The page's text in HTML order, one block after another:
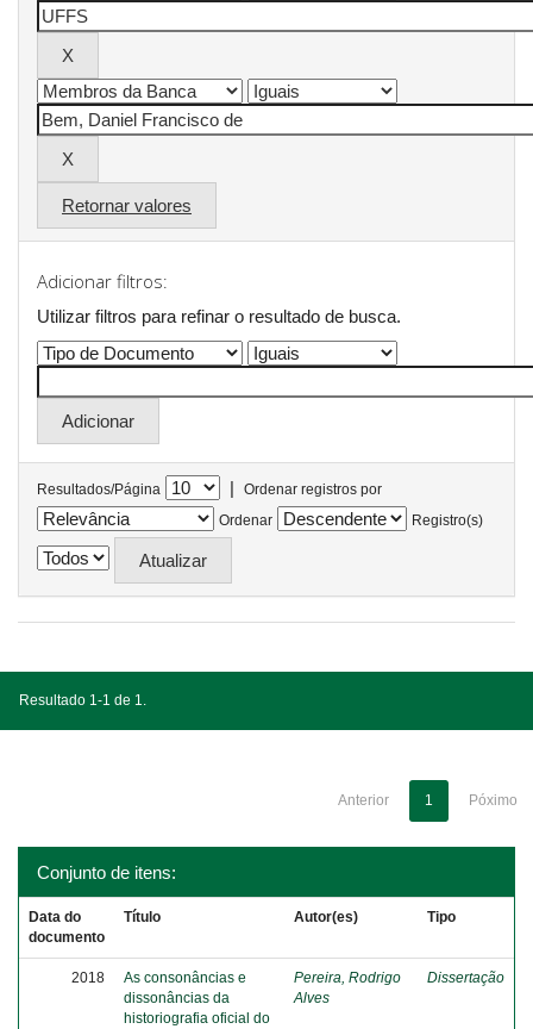
Retornar valores
Adicionar filtros:
Utilizar filtros para refinar o resultado de busca.
Resultados/Página |
Ordenar registros por
Ordenar
Registro(s)
Resultado 1-1 de 1.
Anterior 1 Póximo
Conjunto de itens:
Data do
documento
Título Autor(es) Tipo
2018
As consonâncias e
dissonâncias da
historiografia oficial do
Pereira, Rodrigo
Alves
Dissertação